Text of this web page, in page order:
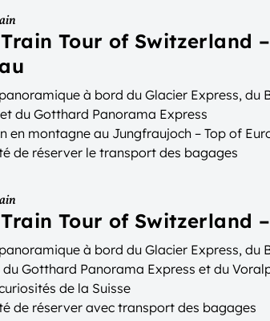
Tour of Switzerland
à bord du Glacier Express, du
du Gotthard Panorama Express
en montagne au Jungfraujoch – Top of
de réserver le transport des bagages
Tour of Switzerland
à bord du Glacier Express, du
du Gotthard Panorama Express et du
de la Suisse
de réserver avec transport des bagages